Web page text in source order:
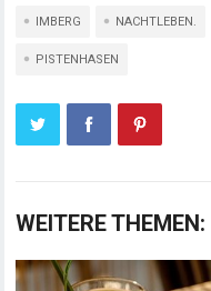
IMBERG NACHTLEBEN.
PISTENHASEN
WEITERE THEMEN: